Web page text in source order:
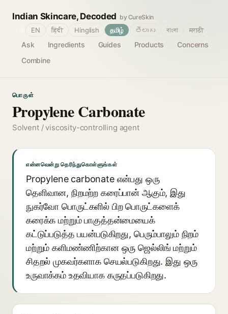
Indian Skincare, Decoded by CureSkin
Ask Ingredients Guides Products
Concerns
Combine
EN हिंदी Hinglish தமிழ் తెలుగు বাংলা मराठी
பொருள்
Propylene Carbonate
Solvent / viscosity-controlling agent
என்னவென்று தெரிந்துகொள்ளுங்கள்
Propylene carbonate என்பது ஒரு
தெளிவான, நிறமற்ற கரைப்பான் ஆகும், இது
நுகர்வோ பொருட்களில் பிற பொருட்களைக்
கரைக்க மற்றும் பாகுத்தன்மையைக்
கட்டுப்படுத்த பயன்படுகிறது, பெரும்பாலும் நிறம்
மற்றும் களிமண்ணிற்கான ஒரு ஜெல்லிங் மற்றும்
சிதறல் முகவர்களாக செயல்படுகிறது. இது ஒரு
உருவாக்கம் உதவியாக கருதப்படுகிறது.